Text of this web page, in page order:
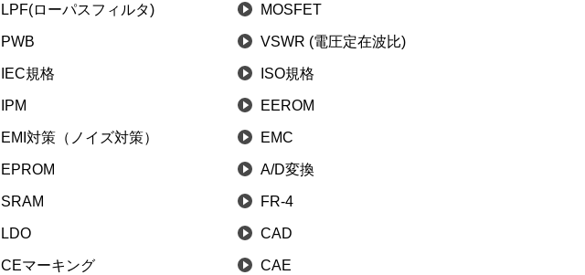
LPF(ローパスフィルタ) MOSFET
PWB VSWR (電圧定在波比)
IEC規格 ISO規格
IPM EEROM
EMI対策（ノイズ対策） EMC
EPROM A/D変換
SRAM FR-4
LDO CAD
CEマーキング CAE